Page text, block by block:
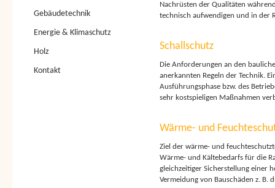
Gebäudetechnik
Energie & Klimaschutz
Holz
Kontakt
Nachrüsten der Qualitäten
technisch aufwendigen und in der
Schallschutz
Die Anforderungen an den
anerkannten Regeln der Technik.
Ausführungsphase bzw. des
sehr kostspieligen Maßnahmen
Wärme- und
Ziel der wärme- und
Wärme- und Kältebedarfs für die
gleichzeitiger Sicherstellung einer
Vermeidung von Bauschäden z. B.